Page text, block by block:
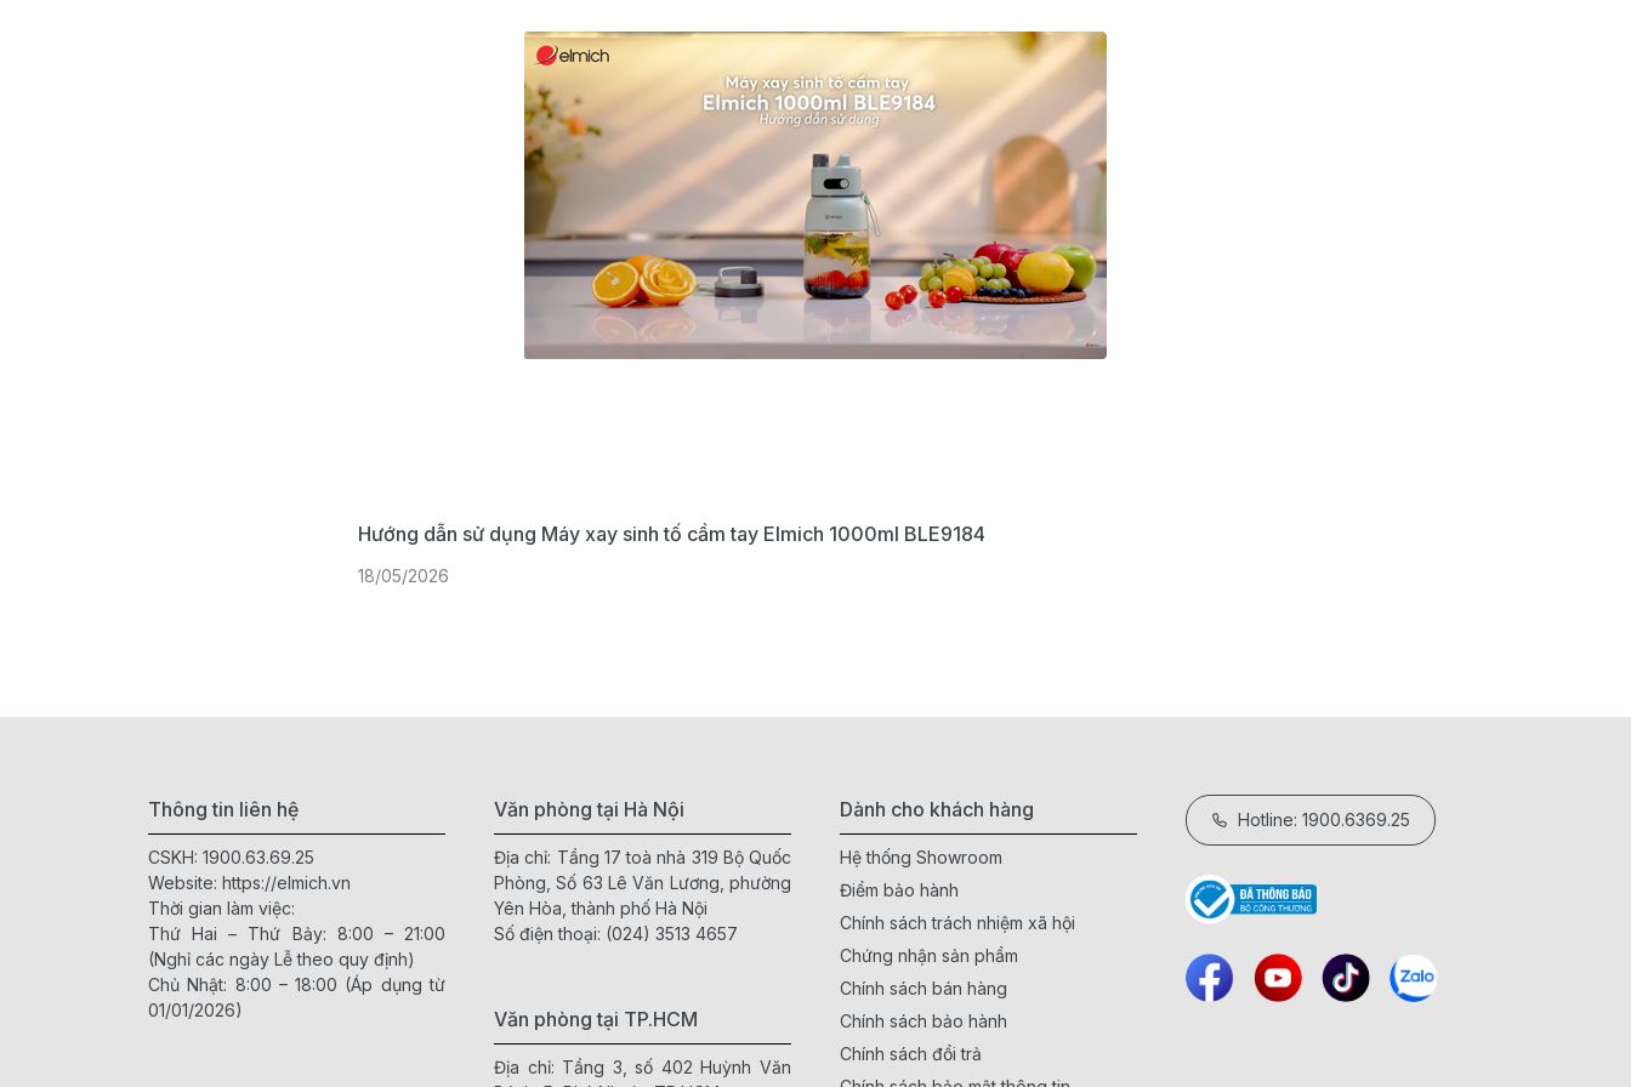
Hướng dẫn sử dụng Máy xay sinh tố cầm tay Elmich 1000ml BLE9184
18/05/2026
Thông tin liên hệ
CSKH: 1900.63.69.25
Website: https://elmich.vn
Thời gian làm việc:
Thứ Hai – Thứ Bảy: 8:00 – 21:00
(Nghỉ các ngày Lễ theo quy định)
Chủ Nhật: 8:00 – 18:00 (Áp dụng từ
01/01/2026)
Văn phòng tại Hà Nội
Địa chỉ: Tầng 17 toà nhà 319 Bộ Quốc
Phòng, Số 63 Lê Văn Lương, phường
Yên Hòa, thành phố Hà Nội
Số điện thoại: (024) 3513 4657
Văn phòng tại TP.HCM
Địa chỉ: Tầng 3, số 402 Huỳnh Văn
Dành cho khách hàng
Hệ thống Showroom
Điểm bảo hành
Chính sách trách nhiệm xã hội
Chứng nhận sản phẩm
Chính sách bán hàng
Chính sách bảo hành
Chính sách đổi trả
Hotline: 1900.6369.25